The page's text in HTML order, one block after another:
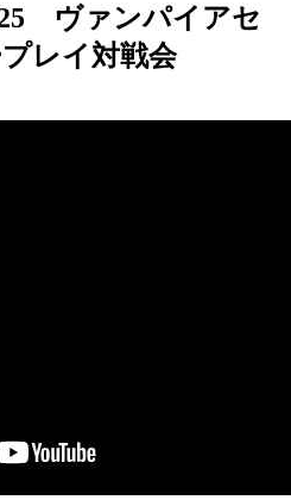
ヴァンパイアセ
レイ対戦会